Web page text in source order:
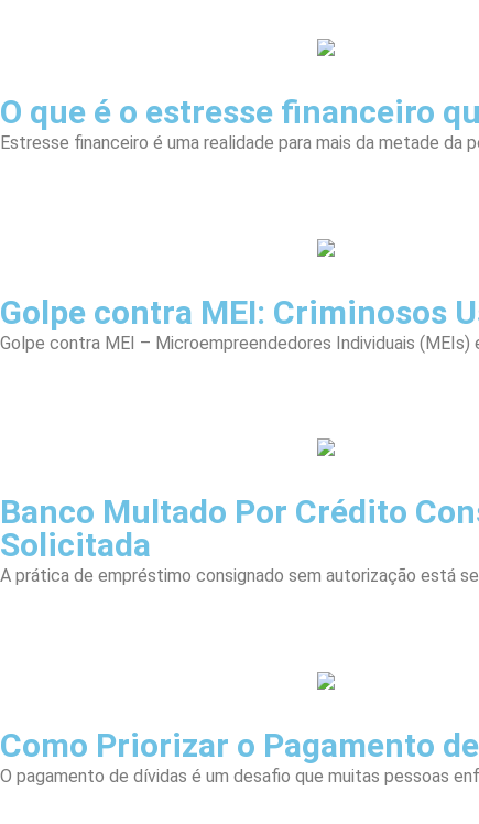
O que é o estresse financeiro
Estresse financeiro é uma realidade para mais da metade da
Golpe contra MEI: Criminosos
Golpe contra MEI – Microempreendedores Individuais
Banco Multado Por Crédito
Solicitada
A prática de empréstimo consignado sem autorização está
Como Priorizar o Pagamento
O pagamento de dívidas é um desafio que muitas pessoas